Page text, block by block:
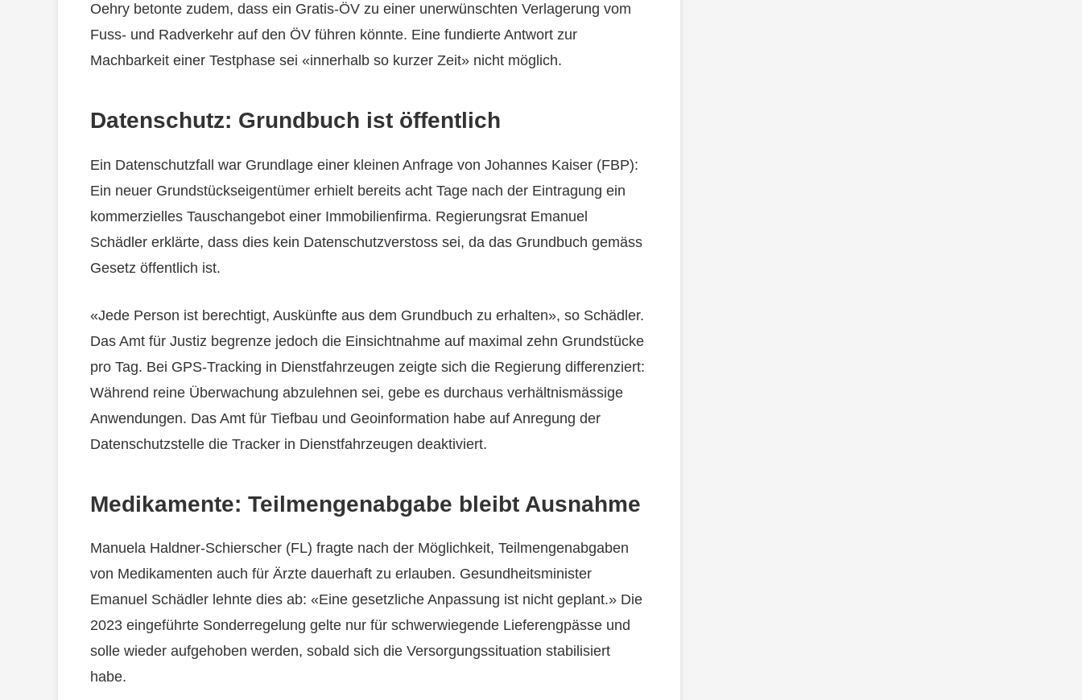
Oehry betonte zudem, dass ein Gratis-ÖV zu einer unerwünschten Verlagerung vom
Fuss- und Radverkehr auf den ÖV führen könnte. Eine fundierte Antwort zur
Machbarkeit einer Testphase sei «innerhalb so kurzer Zeit» nicht möglich.
Datenschutz: Grundbuch ist öffentlich
Ein Datenschutzfall war Grundlage einer kleinen Anfrage von Johannes Kaiser (FBP):
Ein neuer Grundstückseigentümer erhielt bereits acht Tage nach der Eintragung ein
kommerzielles Tauschangebot einer Immobilienfirma. Regierungsrat Emanuel
Schädler erklärte, dass dies kein Datenschutzverstoss sei, da das Grundbuch gemäss
Gesetz öffentlich ist.
«Jede Person ist berechtigt, Auskünfte aus dem Grundbuch zu erhalten», so Schädler.
Das Amt für Justiz begrenze jedoch die Einsichtnahme auf maximal zehn Grundstücke
pro Tag. Bei GPS-Tracking in Dienstfahrzeugen zeigte sich die Regierung differenziert:
Während reine Überwachung abzulehnen sei, gebe es durchaus verhältnismässige
Anwendungen. Das Amt für Tiefbau und Geoinformation habe auf Anregung der
Datenschutzstelle die Tracker in Dienstfahrzeugen deaktiviert.
Medikamente: Teilmengenabgabe bleibt Ausnahme
Manuela Haldner-Schierscher (FL) fragte nach der Möglichkeit, Teilmengenabgaben
von Medikamenten auch für Ärzte dauerhaft zu erlauben. Gesundheitsminister
Emanuel Schädler lehnte dies ab: «Eine gesetzliche Anpassung ist nicht geplant.» Die
2023 eingeführte Sonderregelung gelte nur für schwerwiegende Lieferengpässe und
solle wieder aufgehoben werden, sobald sich die Versorgungssituation stabilisiert
habe.